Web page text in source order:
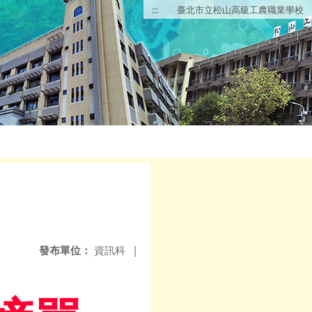
::: 臺北市立松山高級工農職業學校
發布單位： 資訊科 |